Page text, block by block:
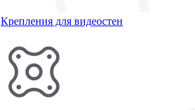
Крепления для видеостен